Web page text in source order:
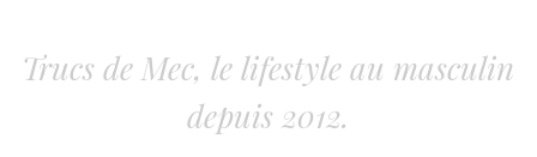
Trucs de Mec, le lifestyle au masculin
depuis 2012.